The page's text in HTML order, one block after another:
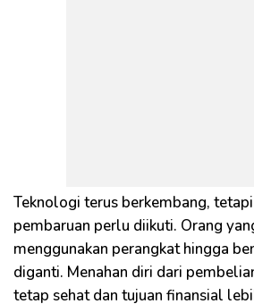
Teknologi terus berkembang,
pembaruan perlu diikuti. Orang
menggunakan perangkat hingga
diganti. Menahan diri dari
tetap sehat dan tujuan finansial